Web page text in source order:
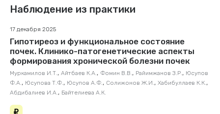
Наблюдение из практики
17 декабря 2025
Гипотиреоз и функциональное состояние
почек. Клинико-патогенетические аспекты
формирования хронической болезни почек
Муркамилов И.Т., Айтбаев К.А., Фомин В.В., Райимжанов З.Р., Юсупов
Ф.А., Юсупова Т.Ф., Юсупов А.Ф., Солижонов Ж.И., Хабибуллаев К.К.,
Абдибалиев И.А., Байтелиева А.К.